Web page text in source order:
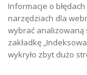
Informacje o
narzędziach dla
wybrać analizowaną
zakładkę
wykryło zbyt dużo